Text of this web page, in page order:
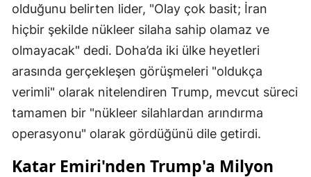
olduğunu belirten lider, "Olay çok basit; İran
hiçbir şekilde nükleer silaha sahip olamaz ve
olmayacak" dedi. Doha’da iki ülke heyetleri
arasında gerçekleşen görüşmeleri "oldukça
verimli" olarak nitelendiren Trump, mevcut süreci
tamamen bir "nükleer silahlardan arındırma
operasyonu" olarak gördüğünü dile getirdi.
Katar Emiri'nden Trump'a Milyon